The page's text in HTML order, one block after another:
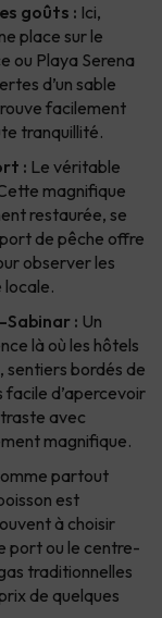
goûts : Ici,
place sur le
ou Playa Serena
d’un sable
facilement
tranquillité.
: Le véritable
magnifique
restaurée, se
de pêche offre
observer les
locale.
: Un
là où les hôtels
sentiers bordés de
facile d’apercevoir
avec
magnifique.
partout
est
à choisir
port ou le centre-
traditionnelles
de quelques